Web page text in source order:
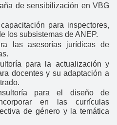
de sensibilización en VBG
para inspectores,
los subsistemas de ANEP.
las asesorías jurídicas de
para la actualización y
docentes y su adaptación a
para el diseño de
en las currículas
de género y la temática